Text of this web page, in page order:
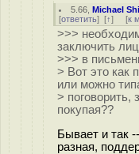
5.66 ,Michael
[ответить] [↑] [к
>>>
заключить
>>> в
> Вот это как
или можно
> поговорить,
покупая??
Бывает и так
разная,